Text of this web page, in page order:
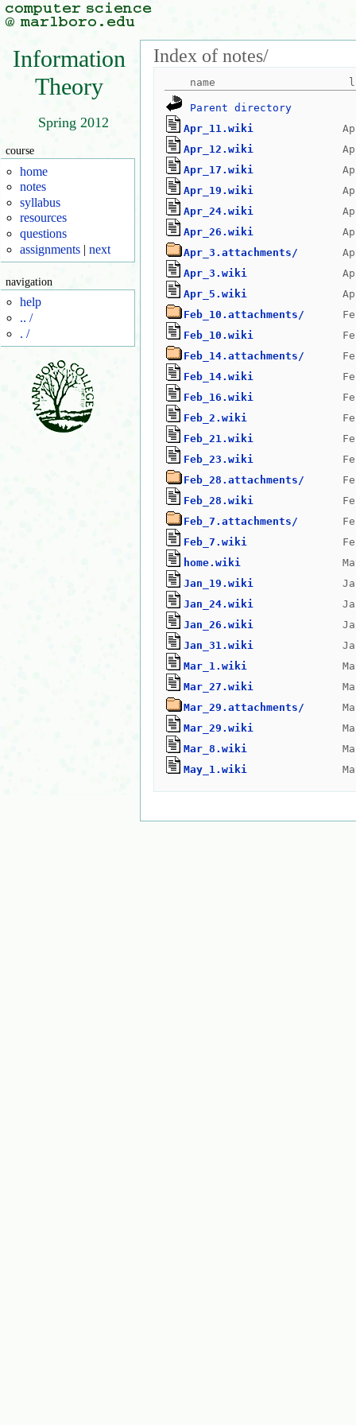
Information
Theory
Spring 2012
course
home
notes
syllabus
resources
questions
assignments| next
navigation
help
.. /
. /
Index of notes/
Parent directory
Apr_11.wiki
Apr_12.wiki
Apr_17.wiki
Apr_19.wiki
Apr_24.wiki
Apr_26.wiki
Apr_3.attachments/
Apr_3.wiki
Apr_5.wiki
Feb_10.attachments/
Feb_10.wiki
Feb_14.attachments/
Feb_14.wiki
Feb_16.wiki
Feb_2.wiki
Feb_21.wiki
Feb_23.wiki
Feb_28.attachments/
Feb_28.wiki
Feb_7.attachments/
Feb_7.wiki
home.wiki
Jan_19.wiki
Jan_24.wiki
Jan_26.wiki
Jan_31.wiki
Mar_1.wiki
Mar_27.wiki
Mar_29.attachments/
Mar_29.wiki
Mar_8.wiki
May_1.wiki